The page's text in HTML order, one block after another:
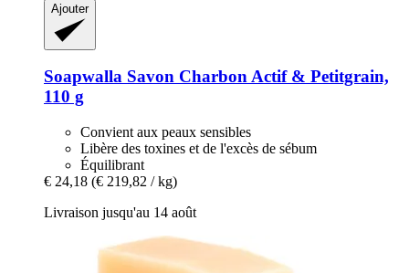
Ajouter
Soapwalla Savon Charbon Actif & Petitgrain,
110 g
Convient aux peaux sensibles
Libère des toxines et de l'excès de sébum
Équilibrant
€ 24,18 (€ 219,82 / kg)
Livraison jusqu'au 14 août